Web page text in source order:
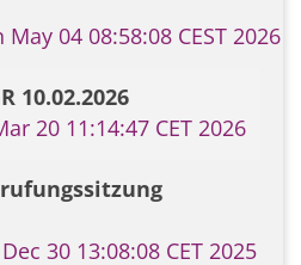
May 04 08:58:08 CEST 2026
10.02.2026
20 11:14:47 CET 2026
30 13:08:08 CET 2025